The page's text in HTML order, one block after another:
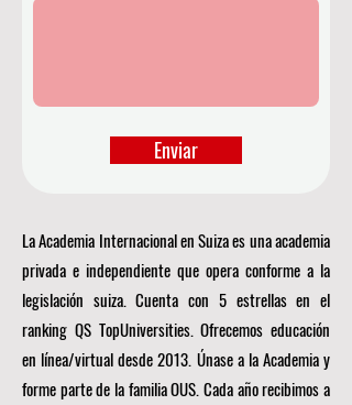
La Academia Internacional en Suiza es una academia
privada e independiente que opera conforme a la
legislación suiza. Cuenta con 5 estrellas en el
ranking QS TopUniversities. Ofrecemos educación
en línea/virtual desde 2013. Únase a la Academia y
forme parte de la familia OUS. Cada año recibimos a
Enviar